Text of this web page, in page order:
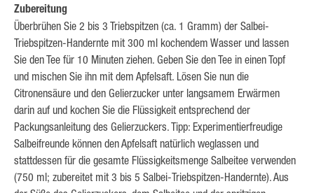
Zubereitung
Überbrühen Sie 2 bis 3 Triebspitzen (ca. 1 Gramm) der Salbei-
Triebspitzen-Handernte mit 300 ml kochendem Wasser und lassen
Sie den Tee für 10 Minuten ziehen. Geben Sie den Tee in einen Topf
und mischen Sie ihn mit dem Apfelsaft. Lösen Sie nun die
Citronensäure und den Gelierzucker unter langsamem Erwärmen
darin auf und kochen Sie die Flüssigkeit entsprechend der
Packungsanleitung des Gelierzuckers. Tipp: Experimentierfreudige
Salbeifreunde können den Apfelsaft natürlich weglassen und
stattdessen für die gesamte Flüssigkeitsmenge Salbeitee verwenden
(750 ml; zubereitet mit 3 bis 5 Salbei-Triebspitzen-Handernte). Aus